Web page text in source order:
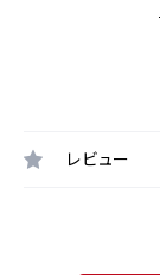
レビュー